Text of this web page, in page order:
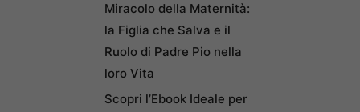
Miracolo della Maternità:
la Figlia che Salva e il
Ruolo di Padre Pio nella
loro Vita
Scopri l’Ebook Ideale per